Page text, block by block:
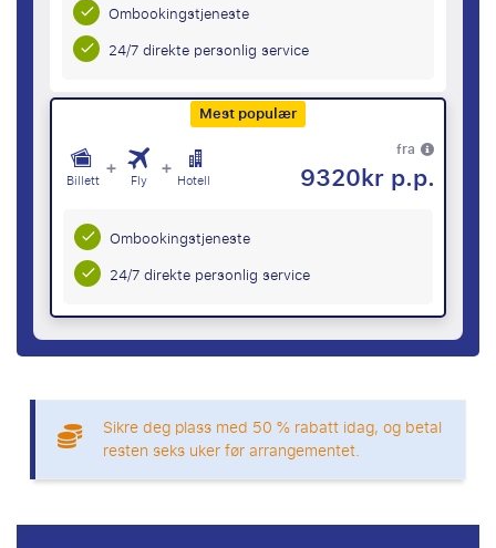
Ombookingstjeneste
24/7 direkte personlig service
Mest populær
Billett + Fly + Hotell
fra
9320kr p.p.
Ombookingstjeneste
24/7 direkte personlig service
Sikre deg plass med 50 % rabatt idag, og betal
resten seks uker før arrangementet.